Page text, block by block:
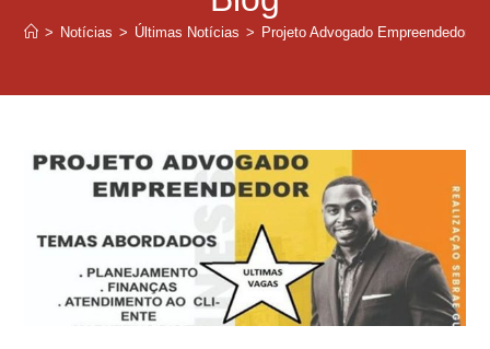
> Notícias > Últimas Notícias > Projeto Advogado Empreendedor